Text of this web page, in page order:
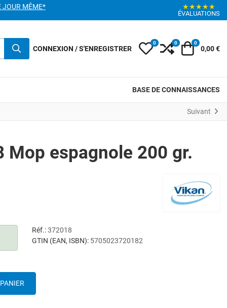
JOUR MÊME* ★★★★★
ÉVALUATIONS
CONNEXION / S'ENREGISTRER My Wishlist
0 Compare
0 Votre
0
0,00 €
BASE DE CONNAISSANCES
Suivant
Mop espagnole 200 gr.
Réf.:372018
GTIN (EAN, ISBN): 5705023720182